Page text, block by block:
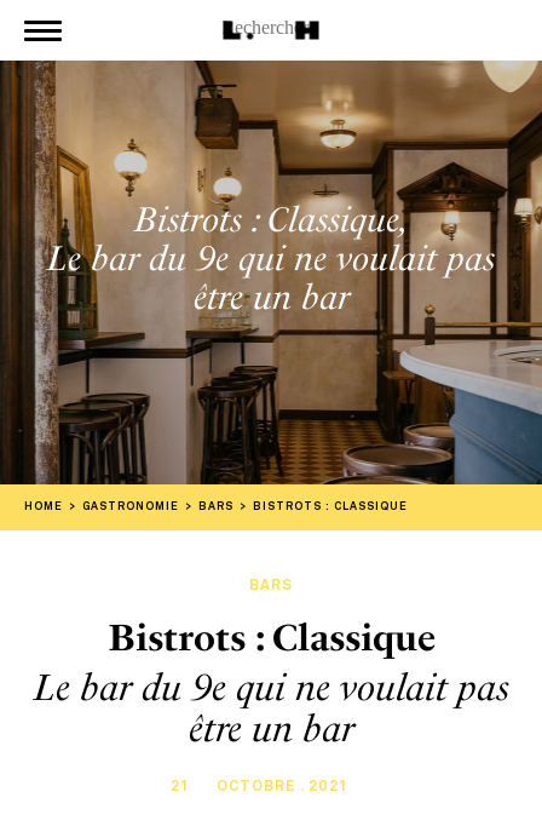
Bistrots : Classique,
Le bar du 9e qui ne voulait pas
être un bar
HOME GASTRONOMIE BARS BISTROTS : CLASSIQUE
BARS
Bistrots : Classique
Le bar du 9e qui ne voulait pas
être un bar
21 OCTOBRE . 2021